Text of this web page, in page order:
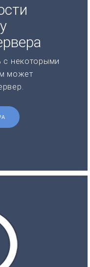
с некоторыми
может